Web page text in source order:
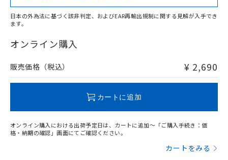
在庫等で未対応品が混在する可能性があります。
問い合わせください。
日本の外為法に基づく該非判定、およびEAR再輸出規制に関する見解が入手でき
ます。
オンライン購入
販売価格（税込） ¥ 2,690
カートに追加
オンライン購入における出荷予定日は、カートに追加～「ご購入手続き：価
格・納期の確認」画面にてご確認ください。
カートをみる